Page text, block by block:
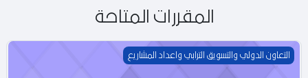
ل
ف
المقررات المتاحة
التعاون الدولي و التسويق الترابي و اعداد المشاريع
التعاون الدولي والتسويق الترابي واعداد المشاريع